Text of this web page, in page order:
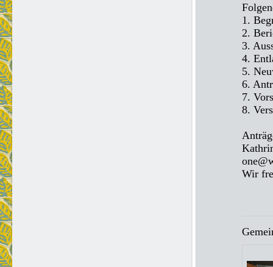
1.
2.
3.
4.
5.
6.
7.
8.
Wir